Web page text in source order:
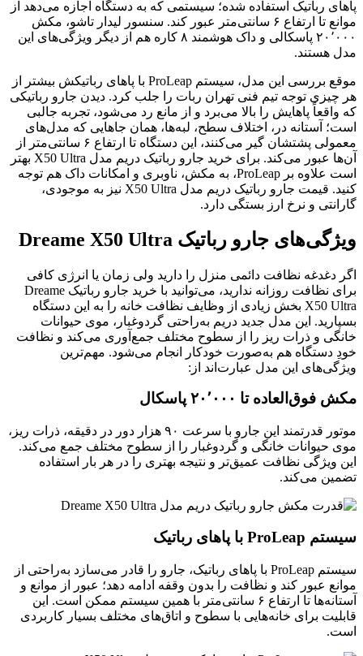
پاهای رباتیک استفاده شده؛ سیستمی که به دستگاه اجازه می‌دهد از
موانع تا ارتفاع ۶ سانتی‌متر عبور کند. سنسور لیدار تاشو، مکش
۲۰٬۰۰۰ پاسکالی و داک هوشمند ۸ کاره هم از دیگر ویژگی‌های این
مدل هستند.
موقع بررسی این مدل، سیستم ProLeap با پاهای رباتیکش بیشتر از
هر چیزی توجه تیم فنی تهران ربات را جلب کرد. دیدن جارو رباتیکی
که واقعاً پاهایش را بالا می‌برد و از مانع رد می‌شود، تجربه جالبی
است؛ آستانه در، اختلاف سطح، لبه‌ها، همان جاهایی که مدل‌های
معمولی پشتشان گیر می‌کنند، این دستگاه تا ارتفاع ۶ سانتی‌متر از
آن‌ها عبور می‌کند. برای خرید جارو رباتیک دریم مدل X50 Ultra بهتر
است علاوه بر ProLeap، به مکش، ناوبری و امکانات داک هم توجه
کنید. قیمت جارو رباتیک دریم مدل X50 Ultra نیز به موجودی،
گارانتی و نرخ ارز بستگی دارد.
ویژگی‌های جارو رباتیک Dreame X50 Ultra
اگر دغدغه نظافت دائمی منزل را دارید ولی زمان یا انرژی کافی
برای نظافت روزانه ندارید، می‌توانید با خرید جارو رباتیک Dreame
X50 Ultra بخش زیادی از وظایف نظافت خانه را به این دستگاه
بسپارید. این مدل جدید دریم به‌راحتی گردوغبار، موی حیوانات
خانگی و ذرات ریز را از سطوح مختلف جمع‌آوری می‌کند و نظافت
خودِ دستگاه هم به‌صورت خودکار انجام می‌شود. مهم‌ترین
ویژگی‌های این مدل عبارت‌اند از:
مکش فوق‌العاده تا ۲۰٬۰۰۰ پاسکال
موتور قدرتمند این جارو با سرعت ۹۰ هزار دور در دقیقه، ذرات ریز،
موی حیوانات خانگی و گردوغبار را از سطوح مختلف جمع می‌کند.
این ویژگی نظافت عمیق‌تر و نتیجه بهتری را در هر بار استفاده
تضمین می‌کند.
سیستم ProLeap با پاهای رباتیک
سیستم ProLeap با پاهای رباتیک، جارو را قادر می‌سازد به‌راحتی از
موانع عبور کند و نظافت را بدون وقفه ادامه دهد؛ عبور از موانع و
آستانه‌ها تا ارتفاع ۶ سانتی‌متر با همین سیستم ممکن است. این
قابلیت برای خانه‌هایی با سطوح و اتاق‌های مختلف بسیار کاربردی
است.